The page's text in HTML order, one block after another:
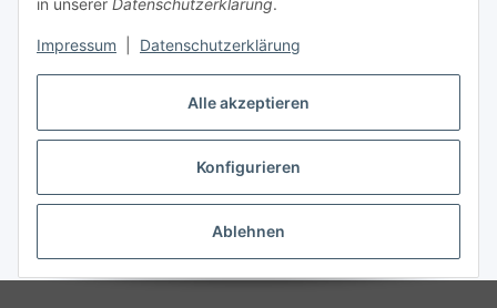
Alle akzeptieren
Konfigurieren
Ablehnen
in unserer Datenschutzerklärung.
Impressum Datenschutzerklärung